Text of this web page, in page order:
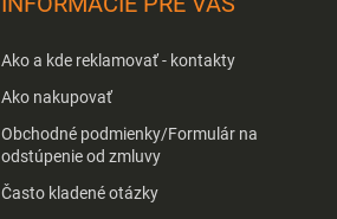
Ako a kde reklamovať - kontakty
Ako nakupovať
Obchodné podmienky/Formulár na
odstúpenie od zmluvy
Často kladené otázky